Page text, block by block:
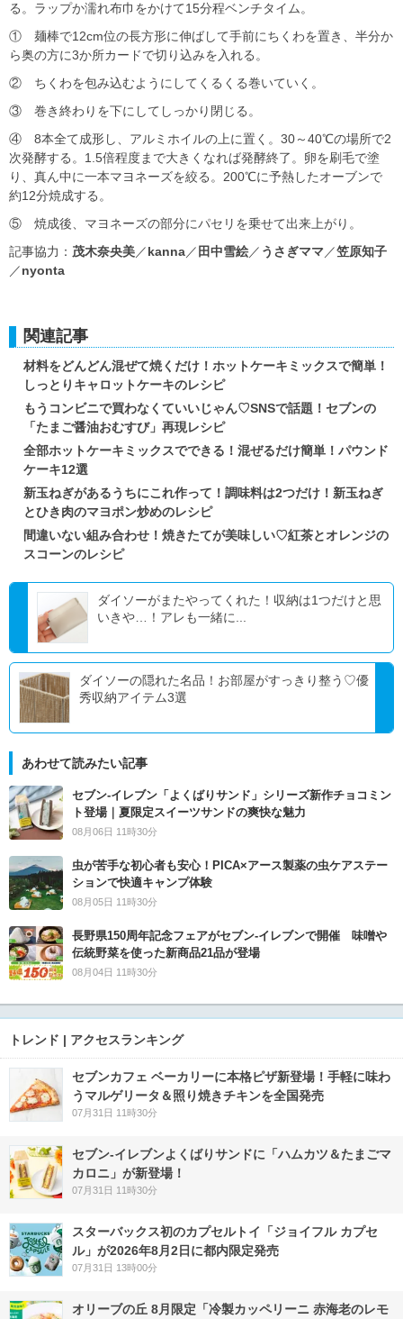
る。ラップか濡れ布巾をかけて15分程ベンチタイム。
① 麺棒で12cm位の長方形に伸ばして手前にちくわを置き、半分か
ら奥の方に3か所カードで切り込みを入れる。
② ちくわを包み込むようにしてくるくる巻いていく。
③ 巻き終わりを下にしてしっかり閉じる。
④ 8本全て成形し、アルミホイルの上に置く。30～40℃の場所で2
次発酵する。1.5倍程度まで大きくなれば発酵終了。卵を刷毛で塗
り、真ん中に一本マヨネーズを絞る。200℃に予熱したオーブンで
約12分焼成する。
⑤ 焼成後、マヨネーズの部分にパセリを乗せて出来上がり。
記事協力： 茂木奈央美／kanna／ 田中雪絵／ うさぎママ／笠原知子
／nyonta
関連記事
材料をどんどん混ぜて焼くだけ！ホットケーキミックスで簡単！
しっとりキャロットケーキのレシピ
もうコンビニで買わなくていいじゃん♡SNSで話題！セブンの
「たまご醤油おむすび」再現レシピ
全部ホットケーキミックスでできる！混ぜるだけ簡単！パウンド
ケーキ12選
新玉ねぎがあるうちにこれ作って！調味料は2つだけ！新玉ねぎ
とひき肉のマヨポン炒めのレシピ
間違いない組み合わせ！焼きたてが美味しい♡紅茶とオレンジの
スコーンのレシピ
ダイソーがまたやってくれた！収納は1つだけと思
いきや…！アレも一緒に...
ダイソーの隠れた名品！お部屋がすっきり整う♡優
秀収納アイテム3選
あわせて読みたい記事
セブン‐イレブン「よくばりサンド」シリーズ新作チョコミン
ト登場｜夏限定スイーツサンドの爽快な魅力
08月06日 11時30分
虫が苦手な初心者も安心！PICA×アース製薬の虫ケアステー
ションで快適キャンプ体験
08月05日 11時30分
長野県150周年記念フェアがセブン-イレブンで開催 味噌や
伝統野菜を使った新商品21品が登場
08月04日 11時30分
トレンド | アクセスランキング
セブンカフェ ベーカリーに本格ピザ新登場！手軽に味わ
うマルゲリータ＆照り焼きチキンを全国発売
07月31日 11時30分
セブン‐イレブンよくばりサンドに「ハムカツ＆たまごマ
カロニ」が新登場！
07月31日 11時30分
スターバックス初のカプセルトイ「ジョイフル カプセ
ル」が2026年8月2日に都内限定発売
07月31日 13時00分
オリーブの丘 8月限定「冷製カッペリーニ 赤海老のレモ